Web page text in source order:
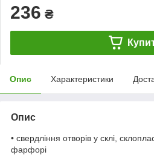
236 ₴
Опис Характеристики
Опис
• свердління отворів у склі,
фарфорі